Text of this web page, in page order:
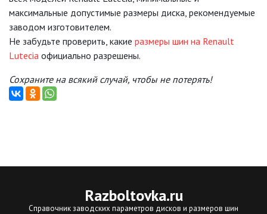
максимальные допустимые размеры диска, рекомендуемые
заводом изготовителем.
Не забудьте проверить, какие размеры шин на Renault
Lutecia официально разрешены.
Сохраните на всякий случай, чтобы не потерять!
Razboltovka.ru
Справочник заводских параметров дисков и размеров шин